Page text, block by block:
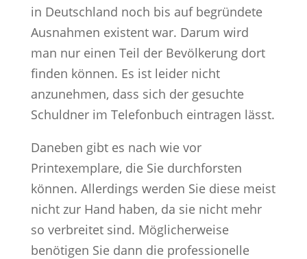
in Deutschland noch bis auf begründete
Ausnahmen existent war. Darum wird
man nur einen Teil der Bevölkerung dort
finden können. Es ist leider nicht
anzunehmen, dass sich der gesuchte
Schuldner im Telefonbuch eintragen lässt.
Daneben gibt es nach wie vor
Printexemplare, die Sie durchforsten
können. Allerdings werden Sie diese meist
nicht zur Hand haben, da sie nicht mehr
so verbreitet sind. Möglicherweise
benötigen Sie dann die professionelle